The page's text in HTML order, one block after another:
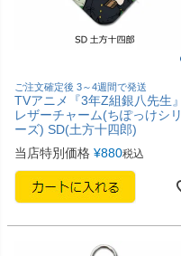
ご注文確定後 3～4週間で発送
TVアニメ『3年Z組銀八先生』
レザーチャーム(ちぽっけシリ
ーズ) SD(土方十四郎)
当店特別価格 ¥880税込